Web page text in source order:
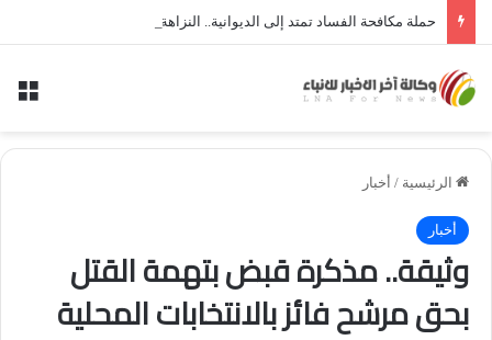
الرئيسية / أخبار
أخبار
وثيقة.. مذكرة قبض بتهمة القتل
بحق مرشح فائز بالانتخابات المحلية